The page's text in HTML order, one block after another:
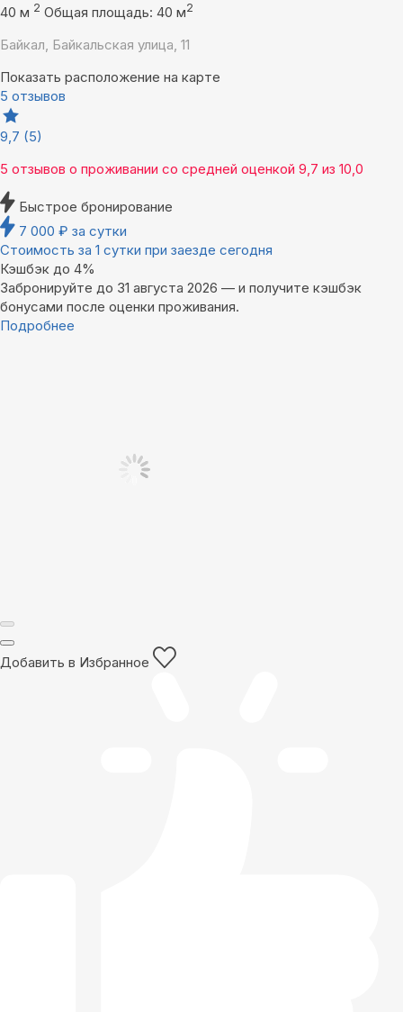
40 м 2 Общая площадь: 40 м2
Байкал, Байкальская улица, 11
Показать расположение на карте
5 отзывов
9,7 (5)
5 отзывов о проживании со средней оценкой 9,7 из 10,0
Быстрое бронирование
7 000 ₽ за сутки
Стоимость за 1 сутки при заезде сегодня
Кэшбэк до 4%
Забронируйте до 31 августа 2026 — и получите кэшбэк
бонусами после оценки проживания.
Подробнее
Добавить в Избранное